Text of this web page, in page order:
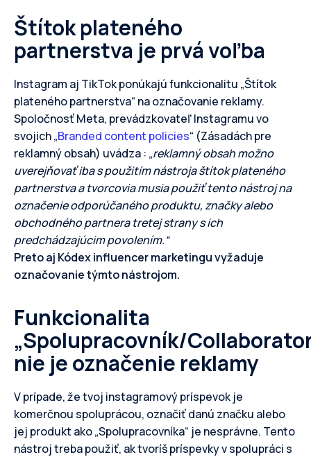
Štítok plateného
partnerstva je prvá voľba
Instagram aj TikTok ponúkajú funkcionalitu „Štítok
plateného partnerstva“ na označovanie reklamy.
Spoločnosť Meta, prevádzkovateľ Instagramu vo
svojich „Branded content policies“ (Zásadách pre
reklamný obsah) uvádza : „reklamný obsah možno
uverejňovať iba s použitím nástroja štítok plateného
partnerstva a tvorcovia musia použiť tento nástroj na
označenie odporúčaného produktu, značky alebo
obchodného partnera tretej strany s ich
predchádzajúcim povolením.“
Preto aj Kódex influencer marketingu vyžaduje
označovanie týmto nástrojom.
Funkcionalita
„Spolupracovník/
nie je označenie reklamy
V prípade, že tvoj instagramový príspevok je
komerčnou spoluprácou, označiť danú značku alebo
jej produkt ako „Spolupracovníka“ je nesprávne. Tento
nástroj treba použiť, ak tvoríš príspevky v spolupráci s